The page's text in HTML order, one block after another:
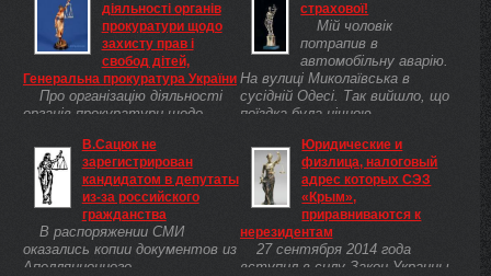
діяльності органів
прокуратури щодо
захисту прав і
свобод дітей,
Генеральна прокуратура України
Про організацію діяльності
органів прокуратури щодо
метою забезпечення належної
організації роботи у сфері
захисту прав і свобод дітей,
керуючись статтею 15 Закону
України "Про прокуратуру" (
1789-12 ), НАКАЗУЮ:
В.Сацюк не
зарегистрирован
кандидатом в депутаты
из-за российского
гражданства
В распоряжении СМИ
оказались копии документов из
Апелляционного
страхової!
Мій чоловік
потрапив в
автомобільну аварію.
На вулиці Миколаївська в
сусідній Одесі. Так вийшло, що
поїздка була нічною,
Суворий автомобіліст з 35-
річним стажем досі страждає
Юридические и
физлица, налоговый
адрес которых СЭЗ
«Крым»,
приравниваются к
нерезидентам
27 сентября 2014 года
вступил в силу Закон Украины